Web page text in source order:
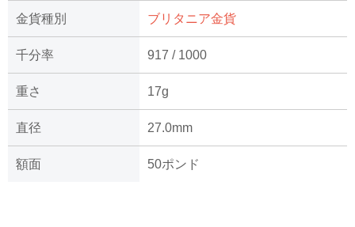
金貨種別 ブリタニア金貨
千分率 917 / 1000
重さ 17g
直径 27.0mm
額面 50ポンド